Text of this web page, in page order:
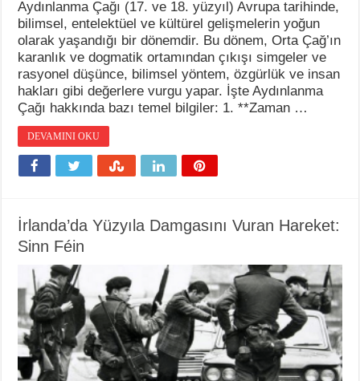
Aydınlanma Çağı (17. ve 18. yüzyıl) Avrupa tarihinde,
bilimsel, entelektüel ve kültürel gelişmelerin yoğun
olarak yaşandığı bir dönemdir. Bu dönem, Orta Çağ’ın
karanlık ve dogmatik ortamından çıkışı simgeler ve
rasyonel düşünce, bilimsel yöntem, özgürlük ve insan
hakları gibi değerlere vurgu yapar. İşte Aydınlanma
Çağı hakkında bazı temel bilgiler: 1. **Zaman …
DEVAMINI OKU
İrlanda’da Yüzyıla Damgasını Vuran Hareket:
Sinn Féin